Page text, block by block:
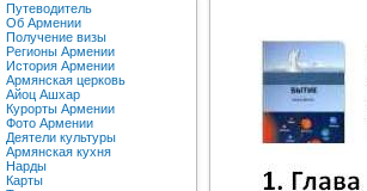
Путеводитель
Об Армении
Получение визы
Регионы Армении
История Армении
Армянская церковь
Айоц Ашхар
Курорты Армении
Фото Армении
Деятели культуры
Армянская кухня
Нарды
Карты